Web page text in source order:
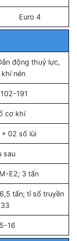
Euro 4
động thuỷ lực,
nén
191
cơ khí
+ 02 số lùi
sau
E2; 3 tấn
tấn; tỉ số truyền
16